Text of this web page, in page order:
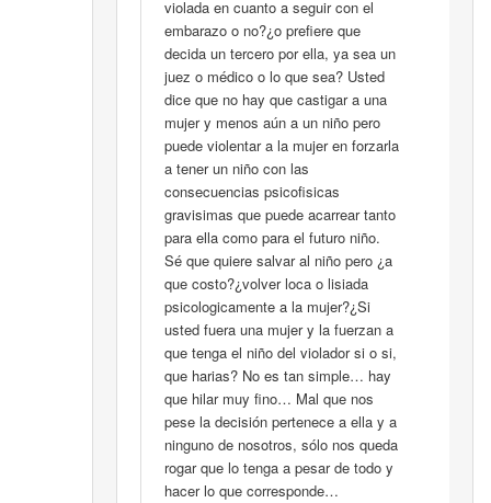
violada en cuanto a seguir con el
embarazo o no?¿o prefiere que
decida un tercero por ella, ya sea un
juez o médico o lo que sea? Usted
dice que no hay que castigar a una
mujer y menos aún a un niño pero
puede violentar a la mujer en forzarla
a tener un niño con las
consecuencias psicofisicas
gravisimas que puede acarrear tanto
para ella como para el futuro niño.
Sé que quiere salvar al niño pero ¿a
que costo?¿volver loca o lisiada
psicologicamente a la mujer?¿Si
usted fuera una mujer y la fuerzan a
que tenga el niño del violador si o si,
que harias? No es tan simple… hay
que hilar muy fino… Mal que nos
pese la decisión pertenece a ella y a
ninguno de nosotros, sólo nos queda
rogar que lo tenga a pesar de todo y
hacer lo que corresponde…